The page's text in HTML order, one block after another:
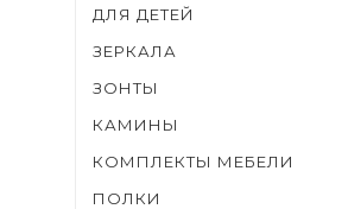
ДЛЯ ДЕТЕЙ
ЗЕРКАЛА
ЗОНТЫ
КАМИНЫ
КОМПЛЕКТЫ МЕБЕЛИ
ПОЛКИ